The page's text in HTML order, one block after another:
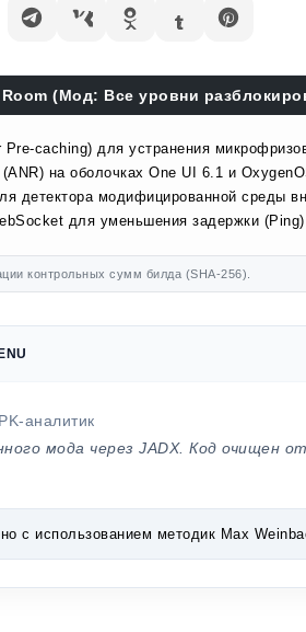
(Мод: Все уровни
Pre-caching) для устранения
на оболочках One UI 6.1 и
детектора модифицированной среды
для уменьшения задержки
контрольных сумм билда (SHA-256).
аналитик
мода через JADX. Код очищен
с использованием методик Max